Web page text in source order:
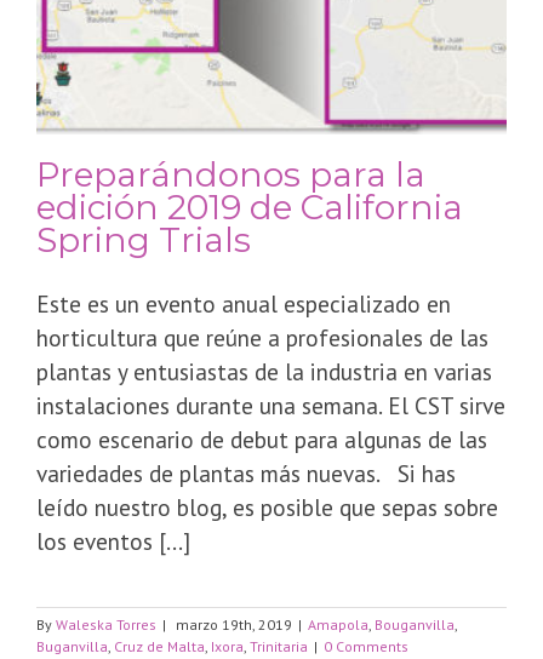
Preparándonos para la
edición 2019 de California
Spring Trials
Este es un evento anual especializado en
horticultura que reúne a profesionales de las
plantas y entusiastas de la industria en varias
instalaciones durante una semana. El CST sirve
como escenario de debut para algunas de las
variedades de plantas más nuevas. Si has
leído nuestro blog, es posible que sepas sobre
los eventos [...]
By Waleska Torres | marzo 19th, 2019 | Amapola, Bouganvilla,
Buganvilla, Cruz de Malta, Ixora, Trinitaria | 0 Comments